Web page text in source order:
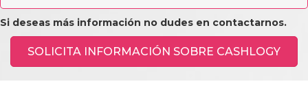
Si deseas más información no dudes en contactarnos.
SOLICITA INFORMACIÓN SOBRE CASHLOGY